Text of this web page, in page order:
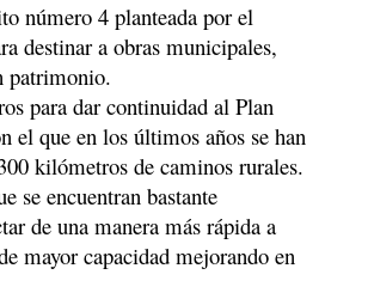
número 4 planteada por el
destinar a obras municipales,
patrimonio.
para dar continuidad al Plan
el que en los últimos años se han
kilómetros de caminos rurales.
se encuentran bastante
de una manera más rápida a
mayor capacidad mejorando en